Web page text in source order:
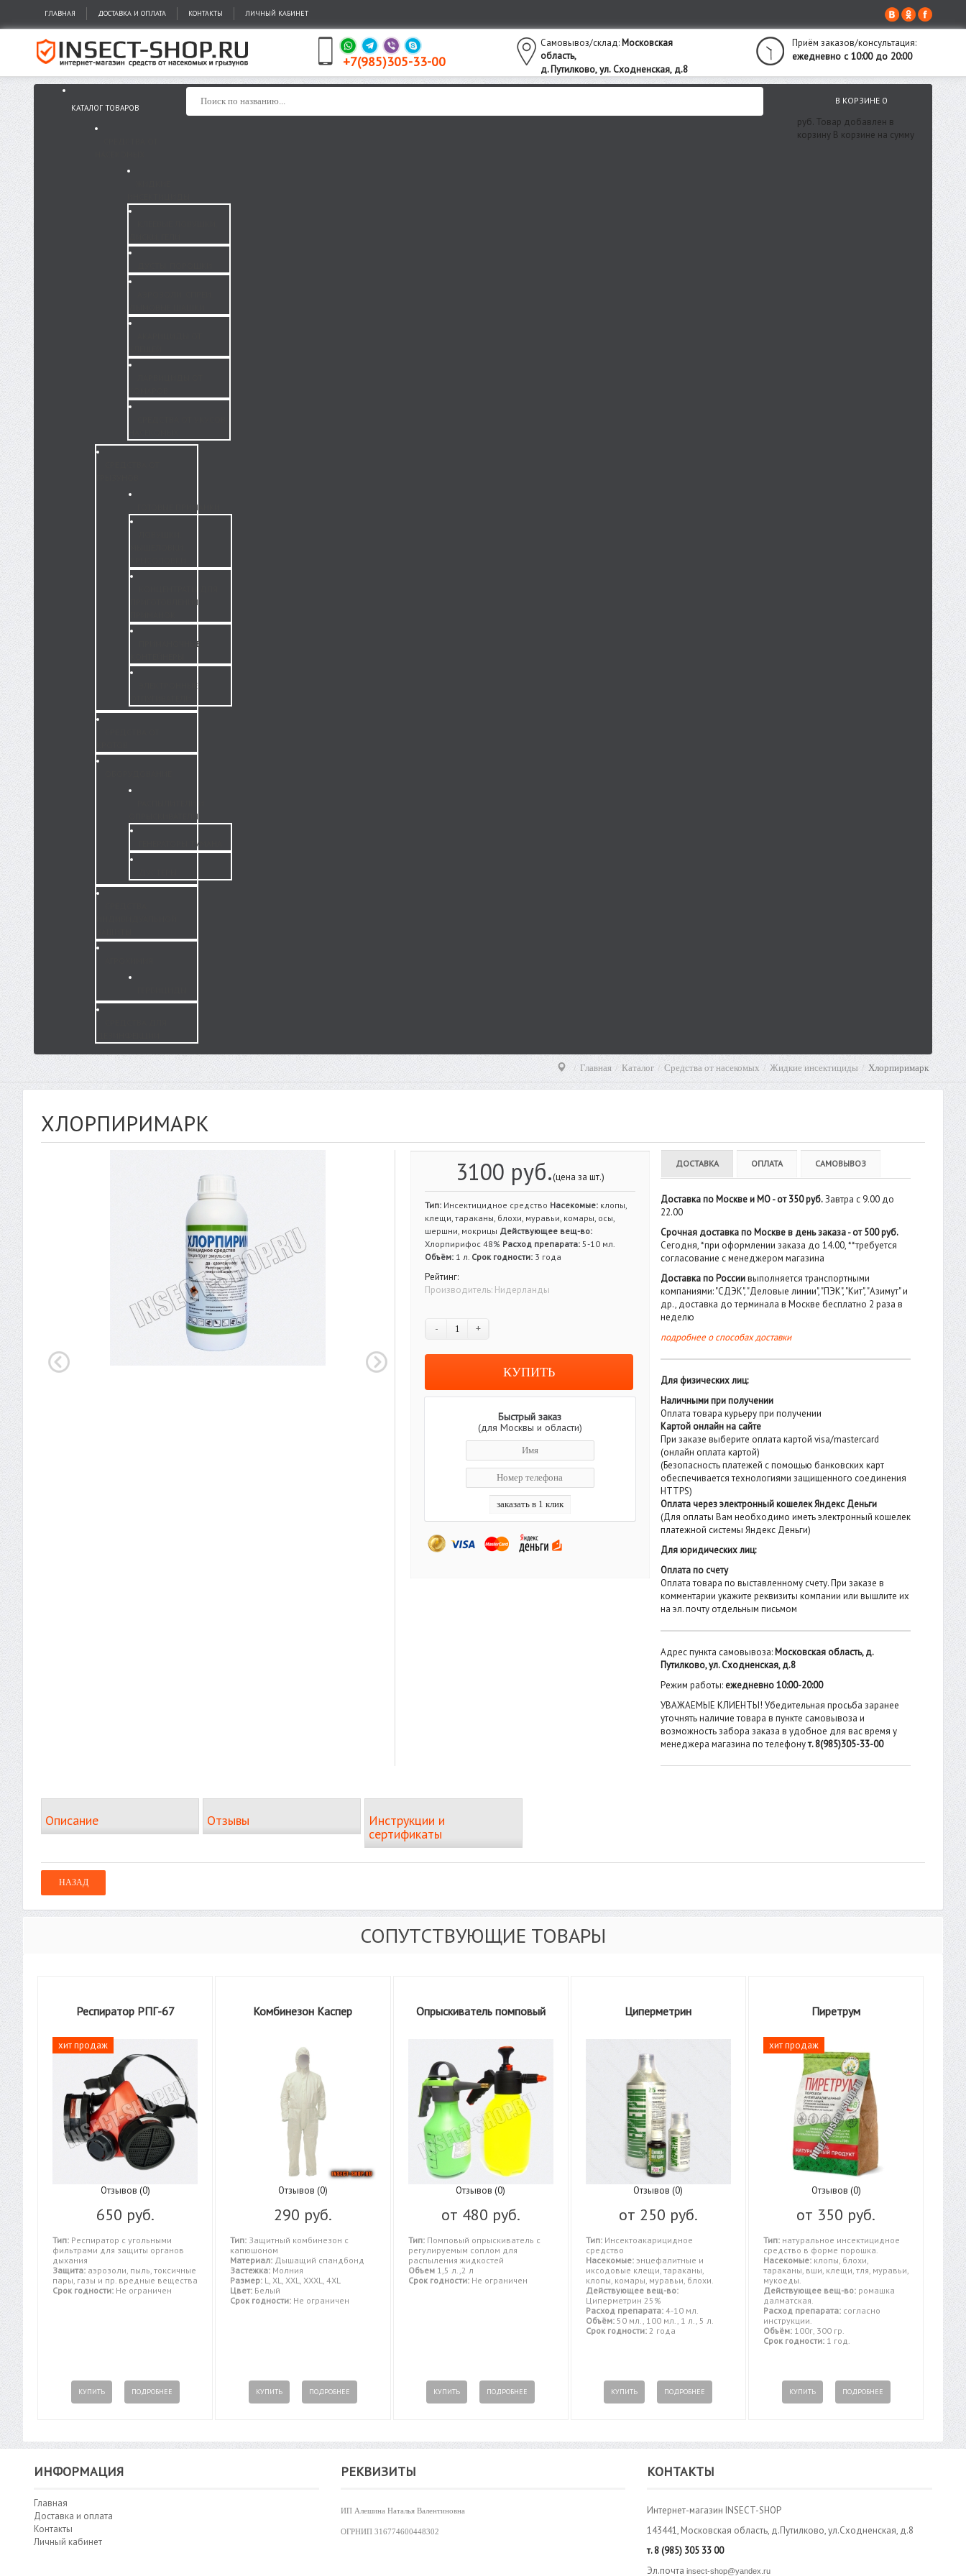
ГЛАВНАЯ ДОСТАВКА И ОПЛАТА КОНТАКТЫ ЛИЧНЫЙ КАБИНЕТ
Самовывоз/склад: Московская
область,
д. Путилково,ул. Сходненская, д.8
+7(985)305-33-00
Приём заказов/консультация:
ежедневно с 10:00 до 20:00
В КОРЗИНЕ0
руб. Товар добавлен в
корзину В корзине на сумму
КАТАЛОГ ТОВАРОВ
ГОТОВЫЕ ПРИМАНКИ
ПРИГОТОВЛЕНИЯ
ПРИМАНОЧНЫЕ
ЭЛЕКТРОННЫЕ
ОПРЫСКИВАТЕЛИ
ГЕНЕРАТОРЫ ТУМАНА
Главная Каталог Средства от насекомых Жидкие инсектициды Хлорпиримарк
ХЛОРПИРИМАРК
3100 руб.(цена за шт.)
Тип: Инсектицидное средство Насекомые: клопы,
клещи, тараканы, блохи, муравьи, комары, осы,
шершни, мокрицы Действующее вещ-во:
Хлорпирифос 48% Расход препарата: 5-10 мл.
Объём: 1 л. Срок годности: 3 года
Рейтинг:
Производитель: Нидерланды
- +
Быстрый заказ
(для Москвы и области)
ДОСТАВКА ОПЛАТА САМОВЫВОЗ
Доставка по Москве и МО - от 350 руб.Завтра с 9.00 до
22.00
Срочная доставка по Москве в день заказа - от 500 руб.
Сегодня, *при оформлении заказа до 14.00, **требуется
согласование с менеджером магазина
Доставка по Россиивыполняется транспортными
компаниями: "СДЭК", "Деловые линии", "ПЭК", "Кит", "Азимут" и
др., доставка до терминала в Москве бесплатно 2 раза в
неделю
подробнее о способах доставки
Для физических лиц:
Наличными при получении
Оплата товара курьеру при получении
Картой онлайн на сайте
При заказе выберите оплата картой visa/mastercard
(онлайн оплата картой)
(Безопасность платежей с помощью банковских карт
обеспечивается технологиями защищенного соединения
HTTPS)
Оплата через электронный кошелек Яндекс Деньги
(Для оплаты Вам необходимо иметь электронный кошелек
платежной системы Яндекс Деньги)
Для юридических лиц:
Оплата по счету
Оплата товара по выставленному счету. При заказе в
комментарии укажите реквизиты компании или вышлите их
на эл. почту отдельным письмом
Адрес пункта самовывоза: Московская область, д.
Путилково, ул. Сходненская, д.8
Режим работы: ежедневно 10:00-20:00
УВАЖАЕМЫЕ КЛИЕНТЫ! Убедительная просьба заранее
уточнять наличие товара в пункте самовывоза и
возможность забора заказа в удобное для вас время у
менеджера магазина по телефонут. 8(985)305-33-00
Описание Отзывы
Инструкции и
сертификаты
СОПУТСТВУЮЩИЕ ТОВАРЫ
Респиратор РПГ-67
хит продаж
Отзывов (0)
650 руб.
Тип: Респиратор с угольными
фильтрами для защиты органов
дыхания
Защита: аэрозоли, пыль, токсичные
пары, газы и пр. вредные вещества
Срок годности: Не ограничен
КУПИТЬ ПОДРОБНЕЕ
Комбинезон Каспер
Отзывов (0)
290 руб.
Тип: Защитный комбинезон с
капюшоном
Материал: Дышащий спандбонд
Застежка: Молния
Размер: L, XL, XXL, XXXL, 4XL
Цвет: Белый
Срок годности: Не ограничен
КУПИТЬ ПОДРОБНЕЕ
Опрыскиватель помповый
Отзывов (0)
от 480 руб.
Тип:Помповый опрыскиватель с
регулируемым соплом для
распыления жидкостей
Объем1,5 л.,2 л
Срок годности:Не ограничен
КУПИТЬ ПОДРОБНЕЕ
Циперметрин
Отзывов (0)
от 250 руб.
Тип:Инсектоакарицидное
средство
Насекомые:энцефалитные и
иксодовые клещи, тараканы,
клопы, комары, муравьи, блохи.
Действующее вещ-во:
Циперметрин 25%
Расход препарата:4-10 мл.
Объём:50 мл., 100 мл., 1 л., 5 л.
Срок годности:2 года
КУПИТЬ ПОДРОБНЕЕ
Пиретрум
хит продаж
Отзывов (0)
от 350 руб.
Тип: натуральное инсектицидное
средство в форме порошка.
Насекомые: клопы, блохи,
тараканы, вши, клещи, тля, муравьи,
мукоеды.
Действующее вещ-во: ромашка
далматская.
Расход препарата: согласно
инструкции.
Объём: 100г, 300 гр.
Срок годности: 1 год.
КУПИТЬ ПОДРОБНЕЕ
ИНФОРМАЦИЯ
Главная
Доставка и оплата
Контакты
Личный кабинет
РЕКВИЗИТЫ
ИП Алешина Наталья Валентиновна
ОГРНИП 316774600448302
КОНТАКТЫ
Интернет-магазин INSECT-SHOP
143441, Московская область, д.Путилково, ул.Сходненская, д.8
т.8 (985) 305 33 00
Эл.почтаinsect-shop@yandex.ru